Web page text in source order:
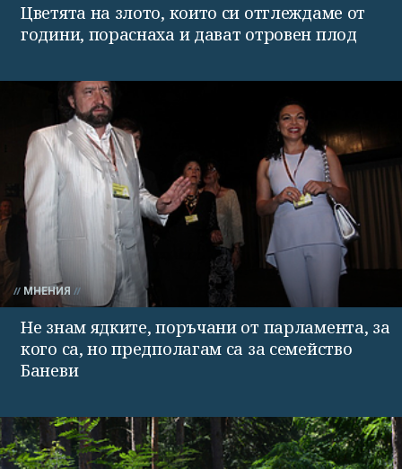
Цветята на злото, които си отглеждаме от
години, пораснаха и дават отровен плод
МНЕНИЯ
Не знам ядките, поръчани от парламента, за
кого са, но предполагам са за семейство
Баневи